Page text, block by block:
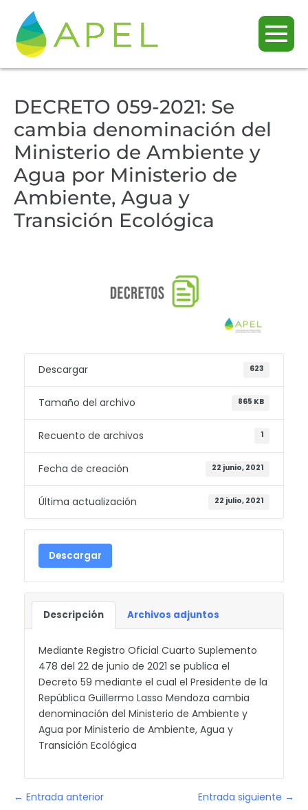
DECRETO 059-2021: Se
cambia denominación del
Ministerio de Ambiente y
Agua por Ministerio de
Ambiente, Agua y
Transición Ecológica
Descargar 623
Tamaño del archivo 865 KB
Recuento de archivos 1
Fecha de creación 22 junio, 2021
Última actualización 22 julio, 2021
Descargar
Descripción Archivos adjuntos
Mediante Registro Oficial Cuarto Suplemento
478 del 22 de junio de 2021 se publica el
Decreto 59 mediante el cual el Presidente de la
República Guillermo Lasso Mendoza cambia
denominación del Ministerio de Ambiente y
Agua por Ministerio de Ambiente, Agua y
Transición Ecológica
← Entrada anterior Entrada siguiente →